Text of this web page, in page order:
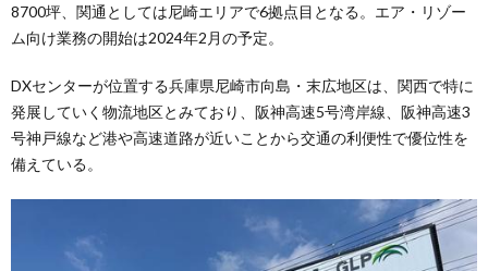
8700坪、関通としては尼崎エリアで6拠点目となる。エア・リゾー
ム向け業務の開始は2024年2月の予定。
DXセンターが位置する兵庫県尼崎市向島・末広地区は、関西で特に
発展していく物流地区とみており、阪神高速5号湾岸線、阪神高速3
号神戸線など港や高速道路が近いことから交通の利便性で優位性を
備えている。